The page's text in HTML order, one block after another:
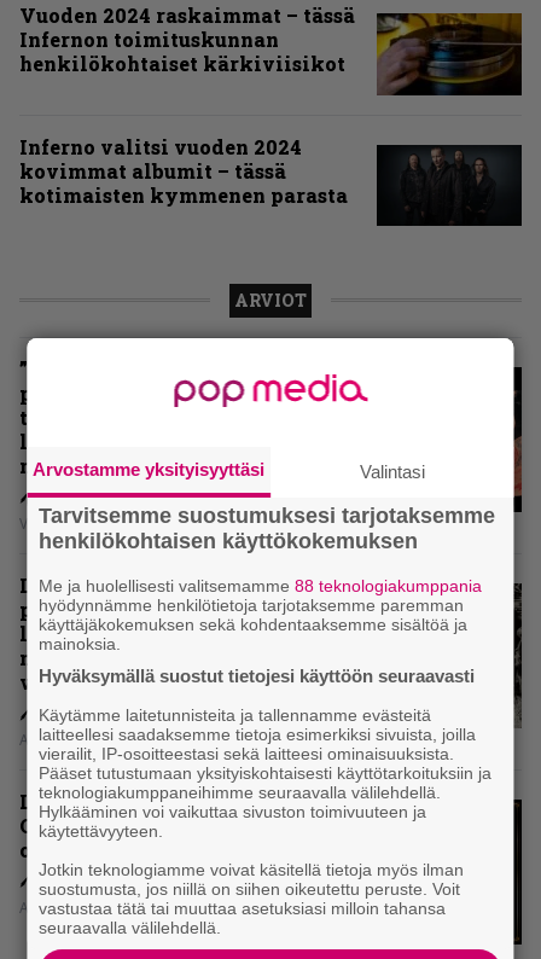
Vuoden 2024 raskaimmat – tässä
Infernon toimituskunnan
henkilökohtaiset kärkiviisikot
Inferno valitsi vuoden 2024
kovimmat albumit – tässä
kotimaisten kymmenen parasta
ARVIOT
”Metallica ei ole koskaan
pelännyt kehittyä ja muuttua” –
tarkistelussa 30 vuotta täyttävä
levy, joka jakaa fanien
mielipiteet
Vesa Siltanen
Levyarvio: Coronerin
paluualbumi 32 vuotta edellisen
levytyksen jälkeen ei voi
mitenkään täyttää odotuksia. Vai
voiko?
Aki Nuopponen
Levyarvio: Dirkschneider & The
Old Gang -albumista ei aina tiedä,
onko se tosissaan tehty vai ei
Aki Nuopponen
Arvostamme yksityisyyttäsi Valintasi
Tarvitsemme suostumuksesi tarjotaksemme
henkilökohtaisen käyttökokemuksen
Me ja huolellisesti valitsemamme88 teknologiakumppania
hyödynnämme henkilötietoja tarjotaksemme paremman
käyttäjäkokemuksen sekä kohdentaaksemme sisältöä ja
mainoksia.
Hyväksymällä suostut tietojesi käyttöön seuraavasti
Käytämme laitetunnisteita ja tallennamme evästeitä
laitteellesi saadaksemme tietoja esimerkiksi sivuista, joilla
vierailit, IP-osoitteestasi sekä laitteesi ominaisuuksista.
Pääset tutustumaan yksityiskohtaisesti käyttötarkoituksiin ja
teknologiakumppaneihimme seuraavalla välilehdellä.
Hylkääminen voi vaikuttaa sivuston toimivuuteen ja
käytettävyyteen.
Jotkin teknologiamme voivat käsitellä tietoja myös ilman
suostumusta, jos niillä on siihen oikeutettu peruste. Voit
vastustaa tätä tai muuttaa asetuksiasi milloin tahansa
seuraavalla välilehdellä.